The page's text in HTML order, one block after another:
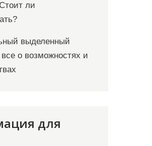
ли
выделенный
о возможностях и
для